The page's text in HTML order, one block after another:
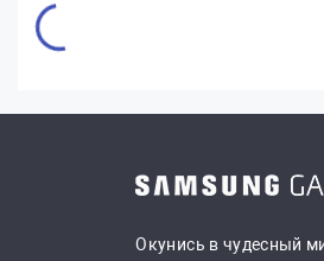
Окунись в чудесный